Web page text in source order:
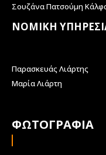
Σουζάνα Πατσούμη
ΝΟΜΙΚΗ
Παρασκευάς Λιάρτης
Μαρία Λιάρτη
ΦΩΤΟΓΡΑΦΙΑ